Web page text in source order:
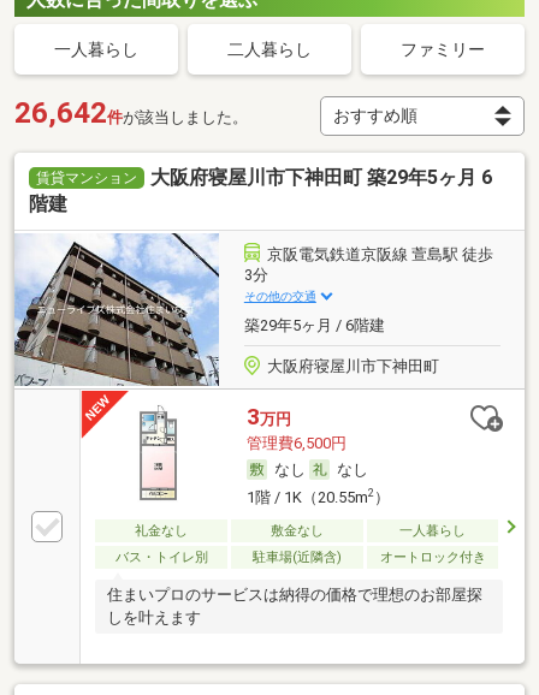
一人暮らし 二人暮らし ファミリー
26,642件が該当しました。
賃貸マンション
大阪府寝屋川市下神田町 築29年5ヶ月 6
階建
京阪電気鉄道京阪線 萱島駅 徒歩
3分
その他の交通
築29年5ヶ月 / 6階建
大阪府寝屋川市下神田町
3万円
管理費6,500円
なし
なし
1階 / 1K（20.55m2）
礼金なし 敷金なし
一人暮らし
バス・トイレ別
駐車場(近隣含) オートロック付き
住まいプロのサービスは納得の価格で理想のお部屋探
しを叶えます